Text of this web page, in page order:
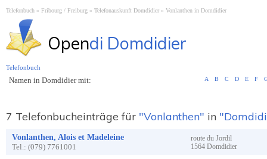
Telefonbuch Fribourg / Freiburg Telefonauskunft Domdidier Vonlanthen in Domdidier
Opendi Domdidier
Namen in Domdidier mit: A B C D E F
7 Telefonbucheinträge für "Vonlanthen" in
Vonlanthen, Alois et Madeleine
Tel.: (079) 7761001
route du Jordil
1564 Domdidier
Telefonbuch